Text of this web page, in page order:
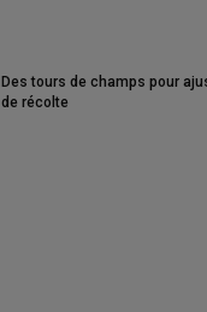
Des tours de champs pour
de récolte